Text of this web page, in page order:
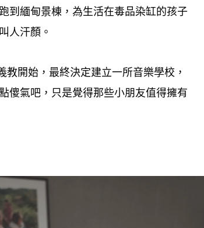
到緬甸景棟 ， 為生活在毒品染缸的孩子
人汗顏。
教開始 ， 最終決定建立一所音樂學校 ，
傻氣吧 ， 只是覺得那些小朋友值得擁有